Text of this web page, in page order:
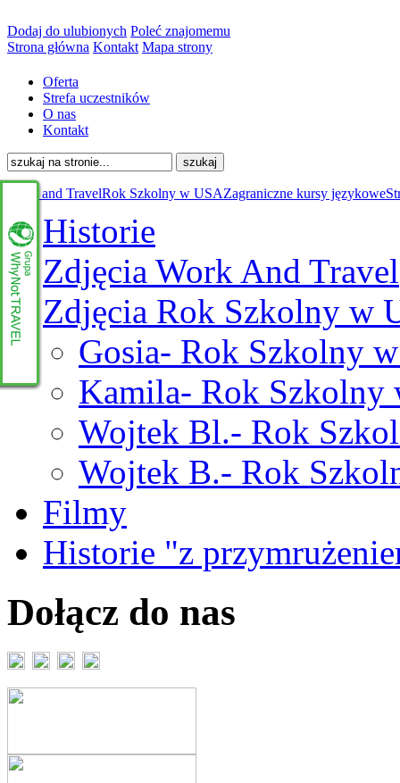
Dodaj do ulubionych Poleć znajomemu
Strona główna Kontakt Mapa strony
Oferta
Strefa uczestników
O nas
Kontakt
Work and TravelRok Szkolny w USAZagraniczne kursy językowe
Historie
Zdjęcia Work And Travel
Zdjęcia Rok Szkolny w
Gosia- Rok Szkolny
Kamila- Rok Szkolny
Wojtek Bl.- Rok
Wojtek B.- Rok
Filmy
Historie "z
Dołącz do nas
www.whynottravel.pl